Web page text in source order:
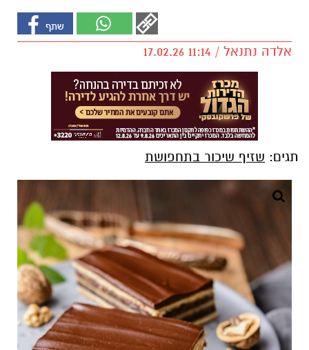
אלדה נתנאל / 11:14 17.02.26
תגים: שזיף שיכור בתחפושת